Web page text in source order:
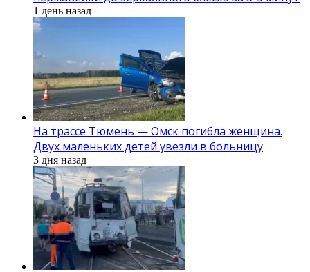
1 день назад
На трассе Тюмень — Омск погибла женщина.
Двух маленьких детей увезли в больницу
3 дня назад